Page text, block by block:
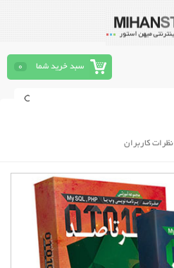
سبد خرید شما 0
نظرات کاربران